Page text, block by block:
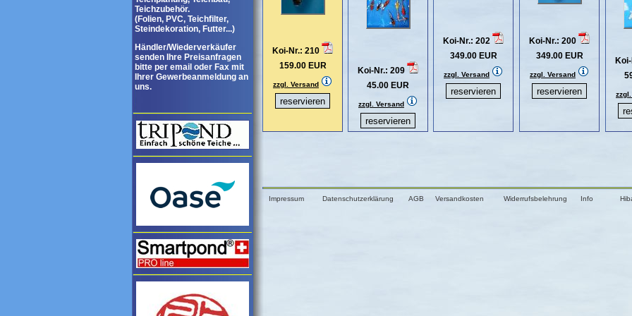
Teichzubehör.
(Folien, PVC, Teichfilter,
Steindekoration, Futter...)
Händler/Wiederverkäufer
senden Ihre Preisanfragen
bitte per email oder Fax mit
Ihrer Gewerbeanmeldung an
uns.
Koi-Nr.: 210
159.00 EUR
zzgl. Versand
Koi-Nr.: 209
45.00 EUR
zzgl. Versand
Koi-Nr.: 202
349.00 EUR
zzgl. Versand
Koi-Nr.: 200
349.00 EUR
zzgl. Versand
Impressum Datenschutzerklärung AGB Versandkosten Widerrufsbelehrung Info